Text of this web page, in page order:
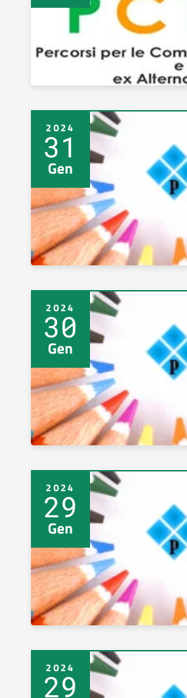
2024
31
Gen
2024
30
Gen
2024
29
Gen
2024
29